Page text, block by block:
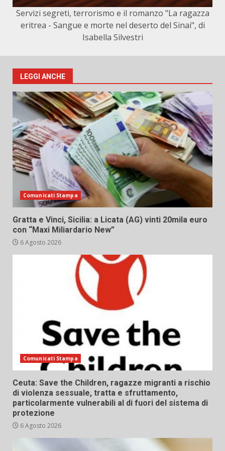
Servizi segreti, terrorismo e il romanzo "La ragazza
eritrea - Sangue e morte nel deserto del Sinai", di
Isabella Silvestri
LEGGI ANCHE
Comunicati Stampa
Gratta e Vinci, Sicilia: a Licata (AG) vinti 20mila euro
con “Maxi Miliardario New”
6 Agosto 2026
Comunicati Stampa
Ceuta: Save the Children, ragazze migranti a rischio
di violenza sessuale, tratta e sfruttamento,
particolarmente vulnerabili al di fuori del sistema di
protezione
6 Agosto 2026